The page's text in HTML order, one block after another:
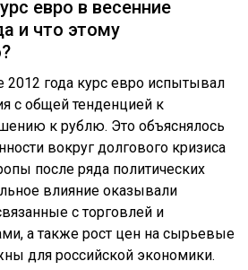
евро в весенние
и что этому
2012 года курс евро испытывал
с общей тенденцией к
к рублю. Это объяснялось
вокруг долгового кризиса
после ряда политических
влияние оказывали
с торговлей и
а также рост цен на сырьевые
для российской экономики.